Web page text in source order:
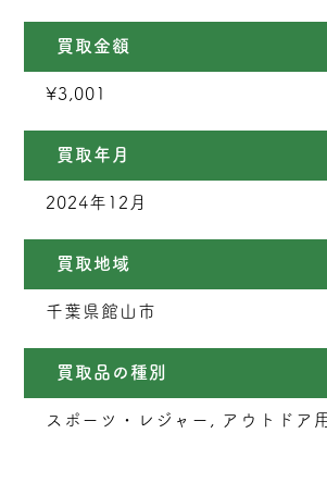
買取金額
¥3,001
買取年月
2024年12月
買取地域
千葉県館山市
買取品の種別
スポーツ・レジャー, アウトドア